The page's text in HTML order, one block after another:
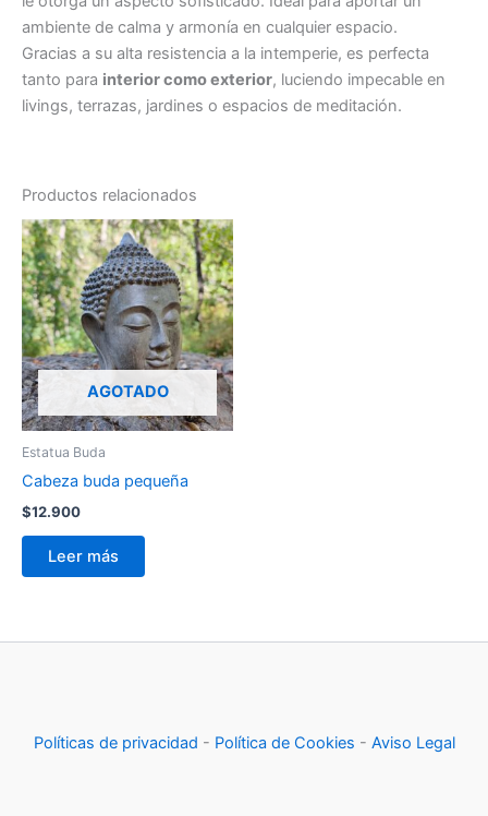
ambiente de calma y armonía en cualquier espacio.
Gracias a su alta resistencia a la intemperie, es perfecta
tanto para interior como exterior, luciendo impecable en
livings, terrazas, jardines o espacios de meditación.
Productos relacionados
AGOTADO
Estatua Buda
Cabeza buda pequeña
$12.900
Leer más
Políticas de privacidad - Política de Cookies - Aviso Legal